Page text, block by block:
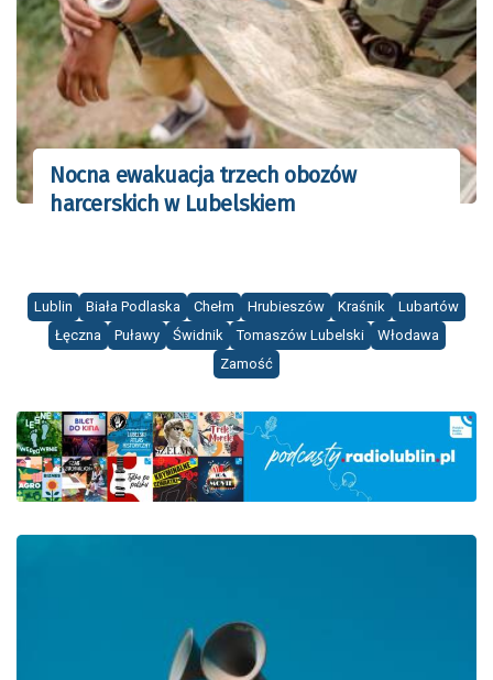
Nocna ewakuacja trzech obozów
harcerskich w Lubelskiem
Lublin Biała Podlaska Chełm Hrubieszów Kraśnik
Lubartów
Łęczna
Puławy Świdnik Tomaszów Lubelski
Włodawa
Zamość